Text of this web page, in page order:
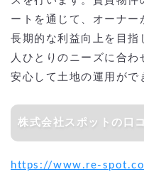
ートを通じて、オーナー
長期的な利益向上を目指
人ひとりのニーズに合わ
安心して土地の運用がで
株式会社スポットの口
https://www.re-